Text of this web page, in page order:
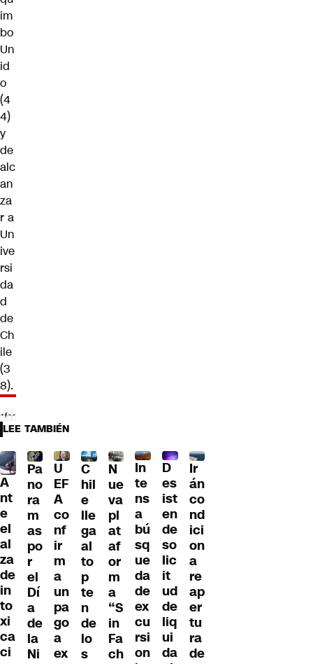
im
bo
Un
id
o
(4
4)
y
de
alc
an
za
r a
Un
ive
rsi
da
d
de
Ch
ile
(3
8).
LEE TAMBIÉN
A
nt
e
el
al
za
de
in
to
xi
ca
ci
Pa
no
ra
m
as
po
r
el
Dí
a
de
la
Ni
U
EF
A
co
nf
ir
m
a
un
pa
go
a
ex
C
hil
e
lle
ga
al
to
p
te
n
de
lo
s
N
ue
va
pl
at
af
or
m
a
“S
in
Fa
ch
In
te
ns
a
bú
sq
ue
da
de
ex
cu
rsi
on
D
es
ist
en
de
so
lic
it
ud
de
liq
ui
da
Ir
án
co
nd
ici
on
a
re
ap
er
tu
ra
de